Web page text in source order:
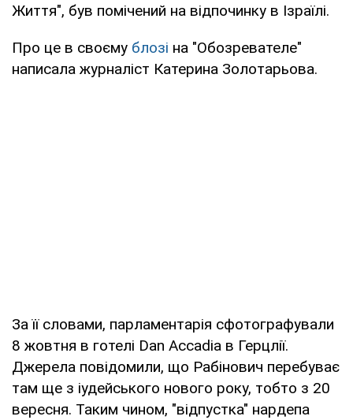
Життя", був помічений на відпочинку в Ізраїлі.
Про це в своєму блозі на "Обозревателе"
написала журналіст Катерина Золотарьова.
За її словами, парламентарія сфотографували
8 жовтня в готелі Dan Accadia в Герцлії.
Джерела повідомили, що Рабінович перебуває
там ще з іудейського нового року, тобто з 20
вересня. Таким чином, "відпустка" нардепа